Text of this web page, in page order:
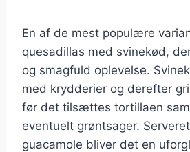
En af de mest populære
quesadillas med svinekød,
og smagfuld oplevelse.
med krydderier og derefter
før det tilsættes tortillaen
eventuelt grøntsager.
guacamole bliver det en